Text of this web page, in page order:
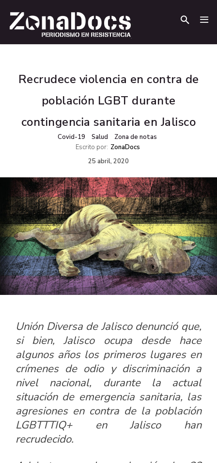
Recrudece violencia en contra de
población LGBT durante
contingencia sanitaria en Jalisco
Covid-19 Salud
Zona de notas
Escrito por: ZonaDocs
25 abril, 2020
Unión Diversa de Jaliscodenunció que,
si bien, Jalisco ocupa desde hace
algunos años los primeros lugares en
crímenes de odio y discriminación a
nivel nacional, durante la actual
situación de emergencia sanitaria, las
agresiones en contra de la población
LGBTTTIQ+ en Jalisco han
recrudecido.